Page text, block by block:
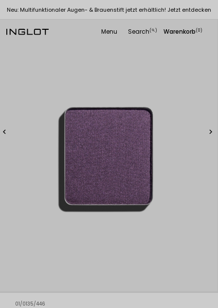
Neu: Multifunktionaler Augen- & Brauenstift jetzt erhältlich! Jetzt entdecken
Menu Search(
search ) Warenkorb(0)
 
01/0135/446